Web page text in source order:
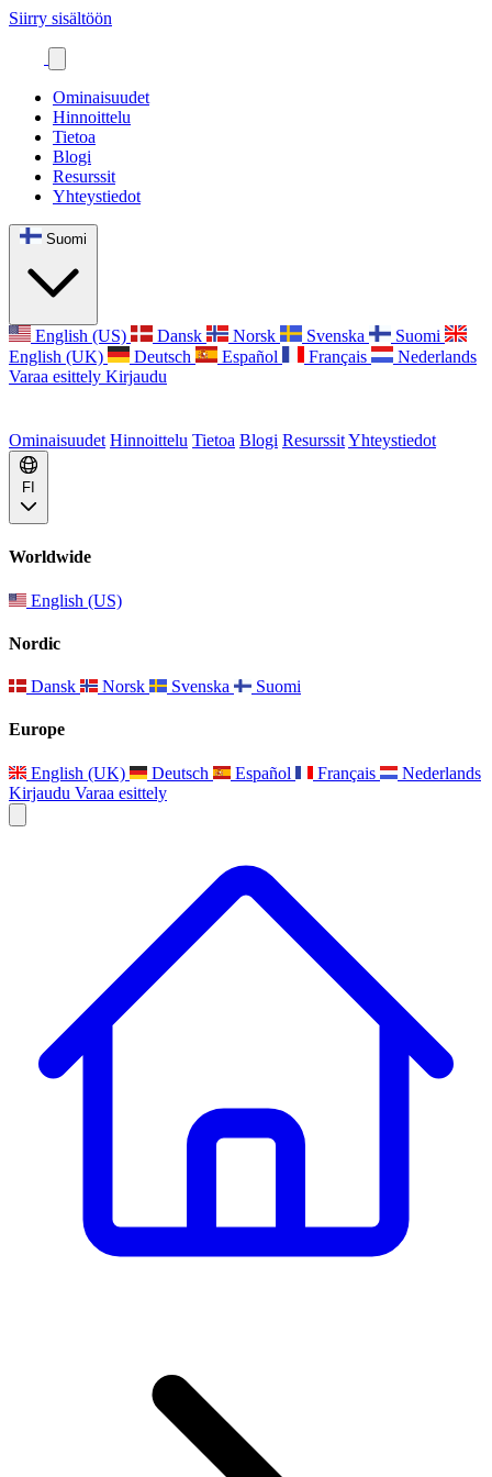
Siirry sisältöön
Ominaisuudet
Hinnoittelu
Tietoa
Blogi
Resurssit
Yhteystiedot
Suomi
English (US) Dansk Norsk Svenska
Suomi
English (UK)
Deutsch Español Français
Nederlands
Varaa esittely Kirjaudu
Ominaisuudet Hinnoittelu Tietoa Blogi ResurssitYhteystiedot
FI
Worldwide
English (US)
Nordic
Dansk Norsk Svenska Suomi
Europe
English (UK) Deutsch Español Français
Nederlands
Kirjaudu Varaa esittely